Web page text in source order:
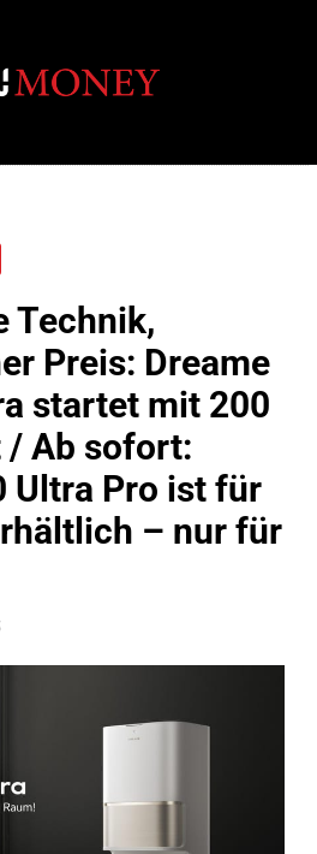
Technik,
Preis: Dreame
startet mit 200
/ Ab sofort:
Ultra Pro ist für
– nur für